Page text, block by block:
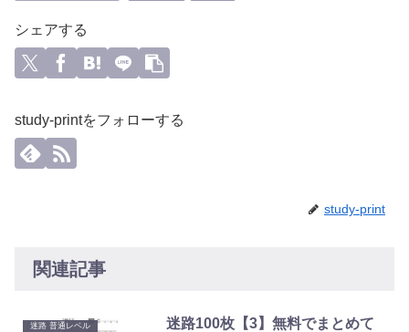
シェアする
study-printをフォローする
study-print
関連記事
迷路 普通レベル
迷路100枚【3】無料でまとめて